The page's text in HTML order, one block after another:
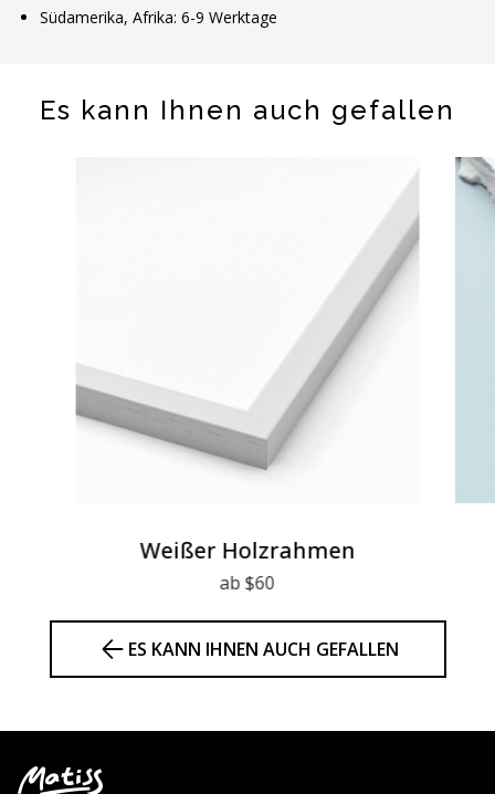
Südamerika, Afrika: 6-9 Werktage
Es kann Ihnen auch gefallen
Weißer Holzrahmen
ab $60
ES KANN IHNEN AUCH GEFALLEN